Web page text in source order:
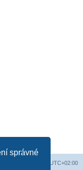
správné
UTC+02:00